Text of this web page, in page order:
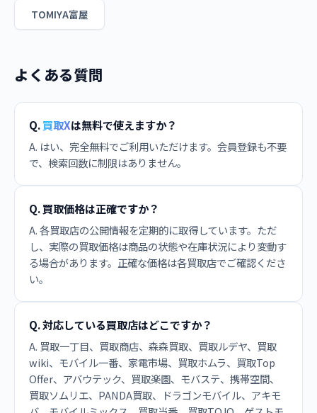
TOMIYA富屋
よくある質問
Q.買取Xは無料で使えますか？
A. はい、完全無料でご利用いただけます。会員登録も不要
で、検索回数に制限はありません。
Q. 買取価格は正確ですか？
A. 各買取店の公開情報を定期的に取得しています。ただ
し、実際の買取価格は商品の状態や在庫状況により変動す
る場合があります。正確な価格は各買取店でご確認くださ
い。
Q. 対応している買取店はどこですか？
A. 買取一丁目、買取商店、森森買取、買取ルデヤ、買取
wiki、モバイル一番、家電市場、買取ホムラ、買取Top
Offer、アバウテック、買取楽園、モバステ、携帯空間、
買取ソムリエ、PANDA買取、ドラゴンモバイル、アキモ